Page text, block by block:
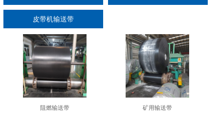
皮带机输送带
阻燃输送带 矿用输送带